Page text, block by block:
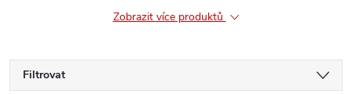
Zobrazit více produktů
Filtrovat